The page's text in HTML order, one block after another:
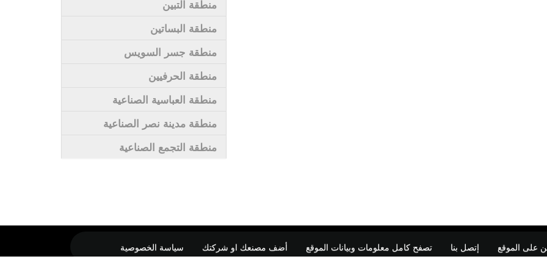
منطقة التبين
منطقة البساتين
منطقة جسر السويس
منطقة الحرفيين
منطقة العباسية الصناعية
منطقة مدينة نصر الصناعية
منطقة التجمع الصناعية
على الموقع إتصل بنا تصفح كامل معلومات وبيانات الموقع أضف مصنعك او شركتك سياسة الخصوصية